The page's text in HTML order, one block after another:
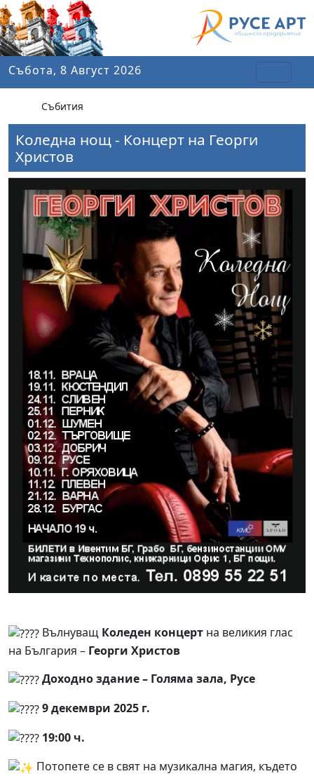
Събота, 8 Август 2026
Събития
Коледна нощ - Концерт на Георги
Христов
Вълнуващ Коледен концерт на великия глас
на България – Георги Христов
Доходно здание – Голяма зала, Русе
9 декември 2025 г.
19:00 ч.
Потопете се в свят на музикална магия, където